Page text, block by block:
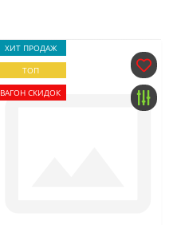
ХИТ ПРОДАЖ
ТОП
ВАГОН СКИДОК